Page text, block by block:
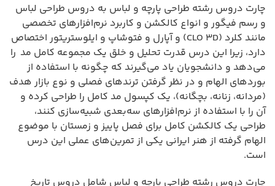
چارت دروس رشته طراحی پارچه و لباس به دروس طراحی لباس
و رسم فیگور و انواع کالکشن و کاربرد نرم‌افزارهای تخصصی
مانند کلرد (CLO 3D) و آپارل و فتوشاپ و ایلوستریتور اختصاص
دارد، زیرا این درس قدرت تحلیل و خلق یک مجموعه کامل مد را
می‌دهد و دانشجویان یاد می‌گیرند که چگونه با استفاده از
بوردهای الهام و در نظر گرفتن ترندهای فصلی و نوع بازار هدف
(مردانه، زنانه، بچگانه)، یک کپسول مد کامل را طراحی کرده و
آن را با استفاده از نرم‌افزارهای سه‌بعدی شبیه‌سازی کنند،
طراحی یک کالکشن کامل برای فصل پاییز و زمستان با موضوع
الهام گرفته از هنر ایرانی یکی از تمرین‌های عملی این درس
است.
چارت دروس رشته طراحی پارچه و لباس شامل دروس تاریخ